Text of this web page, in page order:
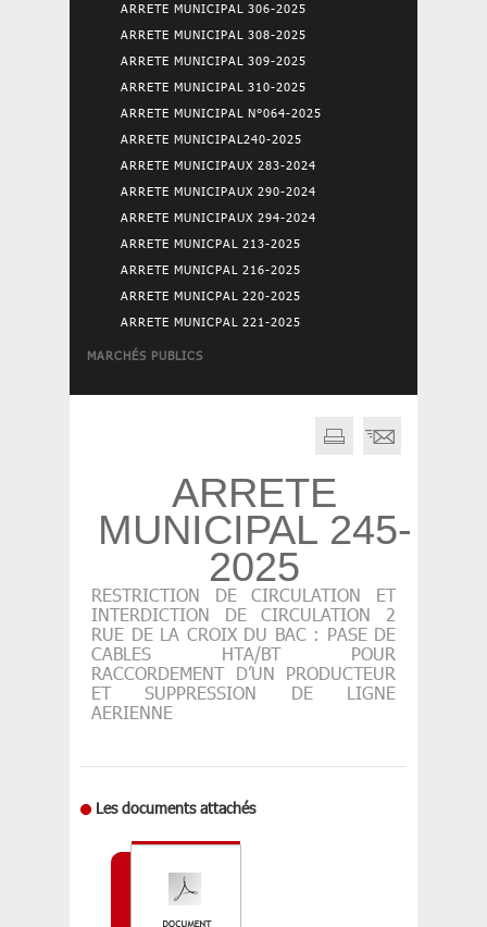
ARRETE MUNICIPAL 306-2025
ARRETE MUNICIPAL 308-2025
ARRETE MUNICIPAL 309-2025
ARRETE MUNICIPAL 310-2025
ARRETE MUNICIPAL N°064-2025
ARRETE MUNICIPAL240-2025
ARRETE MUNICIPAUX 283-2024
ARRETE MUNICIPAUX 290-2024
ARRETE MUNICIPAUX 294-2024
ARRETE MUNICPAL 213-2025
ARRETE MUNICPAL 216-2025
ARRETE MUNICPAL 220-2025
ARRETE MUNICPAL 221-2025
MARCHÉS PUBLICS
ARRETE
MUNICIPAL 245-
2025
RESTRICTION DE CIRCULATION ET
INTERDICTION DE CIRCULATION 2
RUE DE LA CROIX DU BAC : PASE DE
CABLES HTA/BT POUR
RACCORDEMENT D’UN PRODUCTEUR
ET SUPPRESSION DE LIGNE
AERIENNE
Les documents attachés